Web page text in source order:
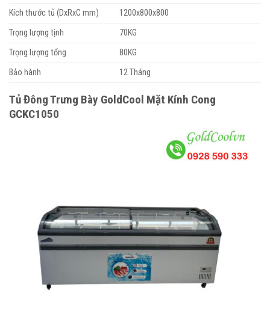
Kích thước tủ (DxRxC mm)
1200x800x800
Trọng lượng tịnh
70KG
Trọng lượng tổng
80KG
Bảo hành
12 Tháng
Tủ Đông Trưng Bày GoldCool Mặt Kính Cong
GCKC1050